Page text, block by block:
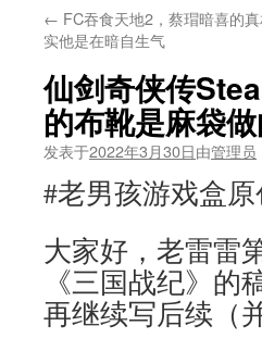
← FC吞食天地2，蔡瑁暗喜的
实他是在暗自生气
仙剑奇侠传
的布靴是麻袋
发表于2022年3月30日由管理员
#老男孩游戏盒
大家好，老雷雷
《三国战纪》
再继续写后续（